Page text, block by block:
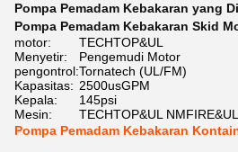
Pompa Pemadam Kebakaran yang
Pompa Pemadam Kebakaran Skid
motor:
TECHTOP&UL
Menyetir:
Pengemudi Motor
pengontrol:Tornatech (UL/FM)
Kapasitas: 2500usGPM
Kepala:
145psi
Mesin:
TECHTOP&UL
Pompa Pemadam Kebakaran